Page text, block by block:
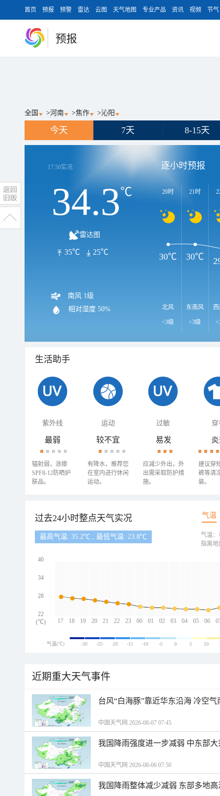
首页 预报 预警 雷达 云图 天气地图 专业产品 资讯 视频 节气
预报
全国 >河南 >焦作 >沁阳
今天 7天 8-15天
17:50实况
34.3℃
雷达图
35℃ 25℃
南风 1级
相对湿度 50%
逐小时预报
20时
北风
<3级
21时
东南风
<3级
30℃ 30℃
生活助手
紫外线 运动 过敏 穿
最弱
辐射弱，涂擦
SPF8-12防晒护
肤品。
较不宜
有降水，推荐您
在室内进行休闲
运动。
易发
应减少外出，外
出需采取防护措
施。
建议穿
裤等清
装。
过去24小时整点天气实况 气温
最高气温: 35.2℃ , 最低气温: 23.8℃
17 18 19 20 21 22 23 00 01 02 03 04 05 06
40
34
28
22
(℃)
气温：
指离地
气温(℃) -30 -25 -20 -15 -10 -5 0 5 10
近期重大天气事件
台风“白海豚”靠近华东沿海 冷空
中国天气网 2026-08-07 07:45
我国降雨强度进一步减弱 中东部
中国天气网 2026-08-06 07:50
我国降雨整体减少减弱 东部多地